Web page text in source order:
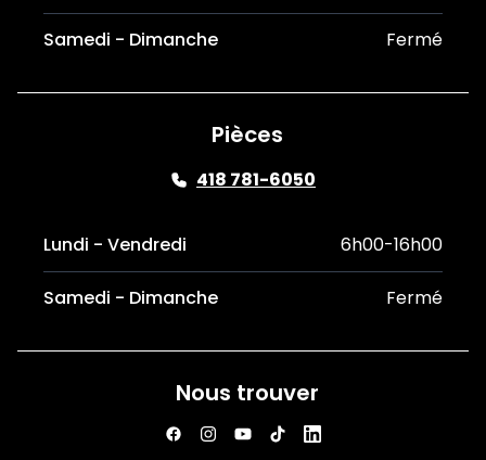
Samedi - Dimanche Fermé
Pièces
418 781-6050
Lundi - Vendredi 6h00-16h00
Samedi - Dimanche Fermé
Nous trouver